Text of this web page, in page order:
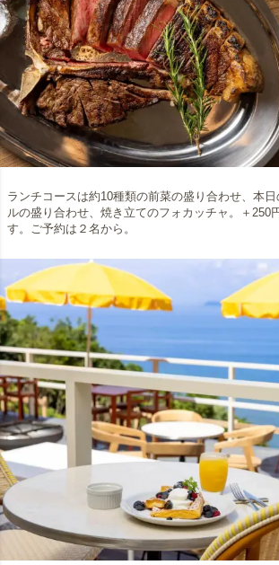
ランチコースは約10種類の前菜の盛り合わせ、本
ルの盛り合わせ、焼き立てのフォカッチャ。＋250
す。ご予約は２名から。